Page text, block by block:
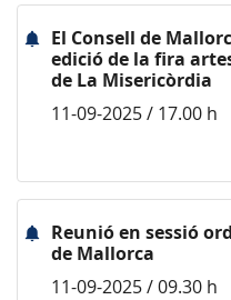
El Consell de
edició de la fira
de La Misericòrdia
11-09-2025 / 17.00 h
Reunió en sessió
de Mallorca
11-09-2025 / 09.30 h